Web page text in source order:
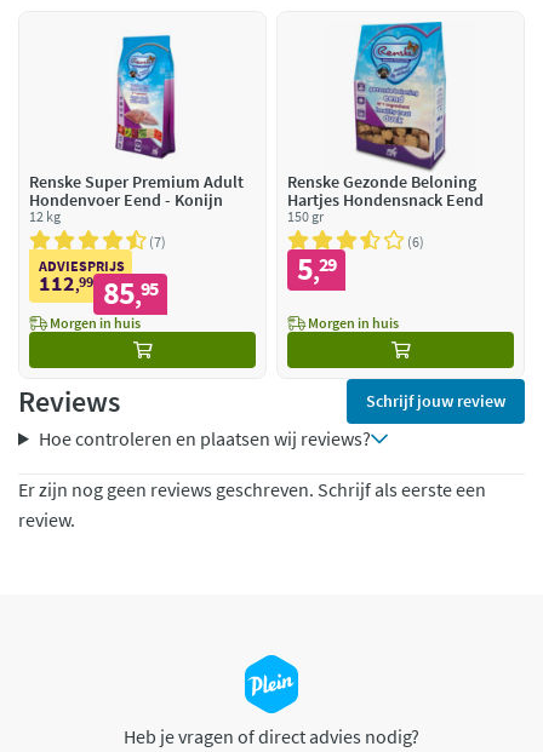
Renske Super Premium Adult
Hondenvoer Eend - Konijn
12 kg
7
ADVIESPRIJS
112,99 85,95
Morgen in huis
Renske Gezonde Beloning
Hartjes Hondensnack Eend
150 gr
6
5,29
Morgen in huis
Reviews Schrijf jouw review
Hoe controleren en plaatsen wij reviews?
Er zijn nog geen reviews geschreven. Schrijf als eerste een
review.
Heb je vragen of direct advies nodig?